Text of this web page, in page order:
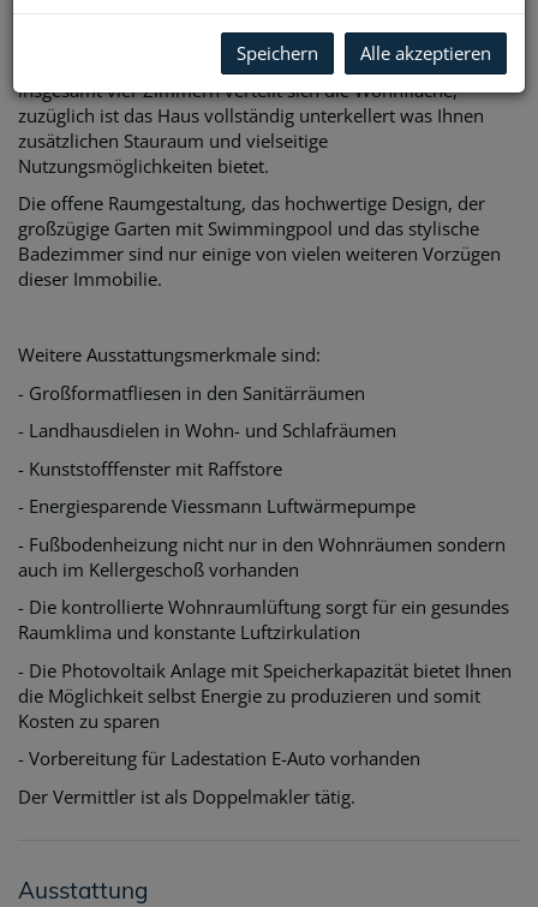
Willkommen in Ihrem neuen Zuhause in Pucking! Diese
wunderschöne Doppelhaushälfte bietet Ihnen ein modernes
und stilvolles Wohnambiente mit exklusiver Ausstattung. Auf
insgesamt vier Zimmern verteilt sich die Wohnfläche,
zuzüglich ist das Haus vollständig unterkellert was Ihnen
zusätzlichen Stauraum und vielseitige
Nutzungsmöglichkeiten bietet.
Die offene Raumgestaltung, das hochwertige Design, der
großzügige Garten mit Swimmingpool und das stylische
Badezimmer sind nur einige von vielen weiteren Vorzügen
dieser Immobilie.
Weitere Ausstattungsmerkmale sind:
- Großformatfliesen in den Sanitärräumen
- Landhausdielen in Wohn- und Schlafräumen
- Kunststofffenster mit Raffstore
- Energiesparende Viessmann Luftwärmepumpe
- Fußbodenheizung nicht nur in den Wohnräumen sondern
auch im Kellergeschoß vorhanden
- Die kontrollierte Wohnraumlüftung sorgt für ein gesundes
Raumklima und konstante Luftzirkulation
- Die Photovoltaik Anlage mit Speicherkapazität bietet Ihnen
die Möglichkeit selbst Energie zu produzieren und somit
Kosten zu sparen
- Vorbereitung für Ladestation E-Auto vorhanden
Der Vermittler ist als Doppelmakler tätig.
Ausstattung
Speichern Alle akzeptieren